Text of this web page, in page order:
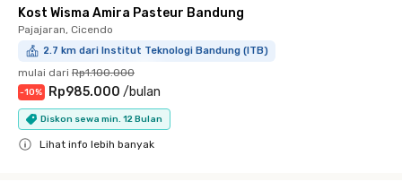
Kost Wisma Amira Pasteur Bandung
Pajajaran, Cicendo
2.7 km dari Institut Teknologi Bandung (ITB)
mulai dari Rp1.100.000
-10% Rp985.000 /bulan
Diskon sewa min. 12 Bulan
Lihat info lebih banyak